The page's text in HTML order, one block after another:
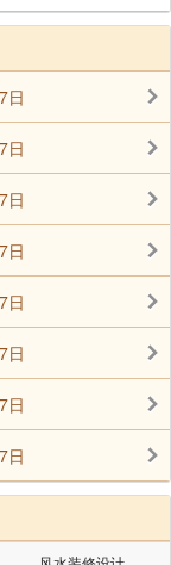
日
日
日
日
日
日
日
日